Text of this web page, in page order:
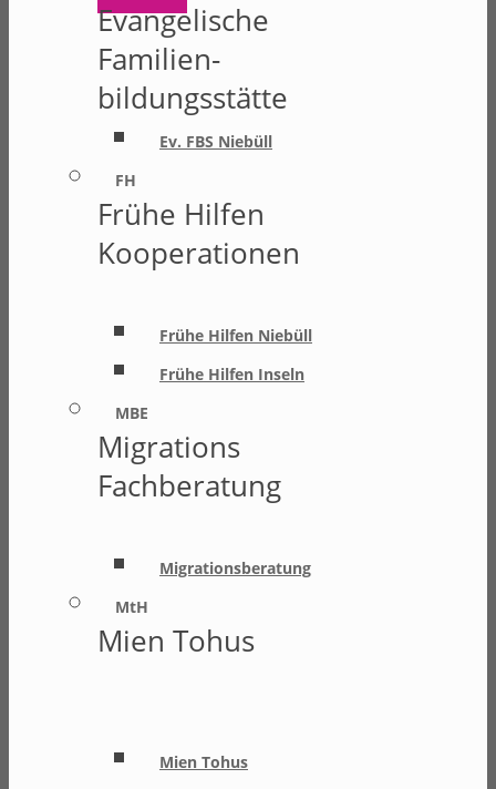
Evangelische
Familien-
bildungsstätte
Ev. FBS Niebüll
FH
Frühe Hilfen
Kooperationen
Frühe Hilfen Niebüll
Frühe Hilfen Inseln
MBE
Migrations
Fachberatung
Migrationsberatung
MtH
Mien Tohus
Mien Tohus